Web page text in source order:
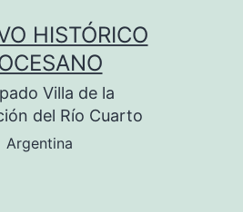
HISTÓRICO
Villa de la
del Río Cuarto
Argentina